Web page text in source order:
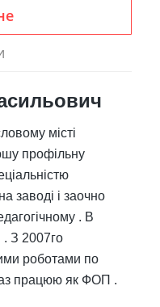
місті
профільну
заводі і заочно
. В
. З 2007го
роботами по
працюю як ФОП .